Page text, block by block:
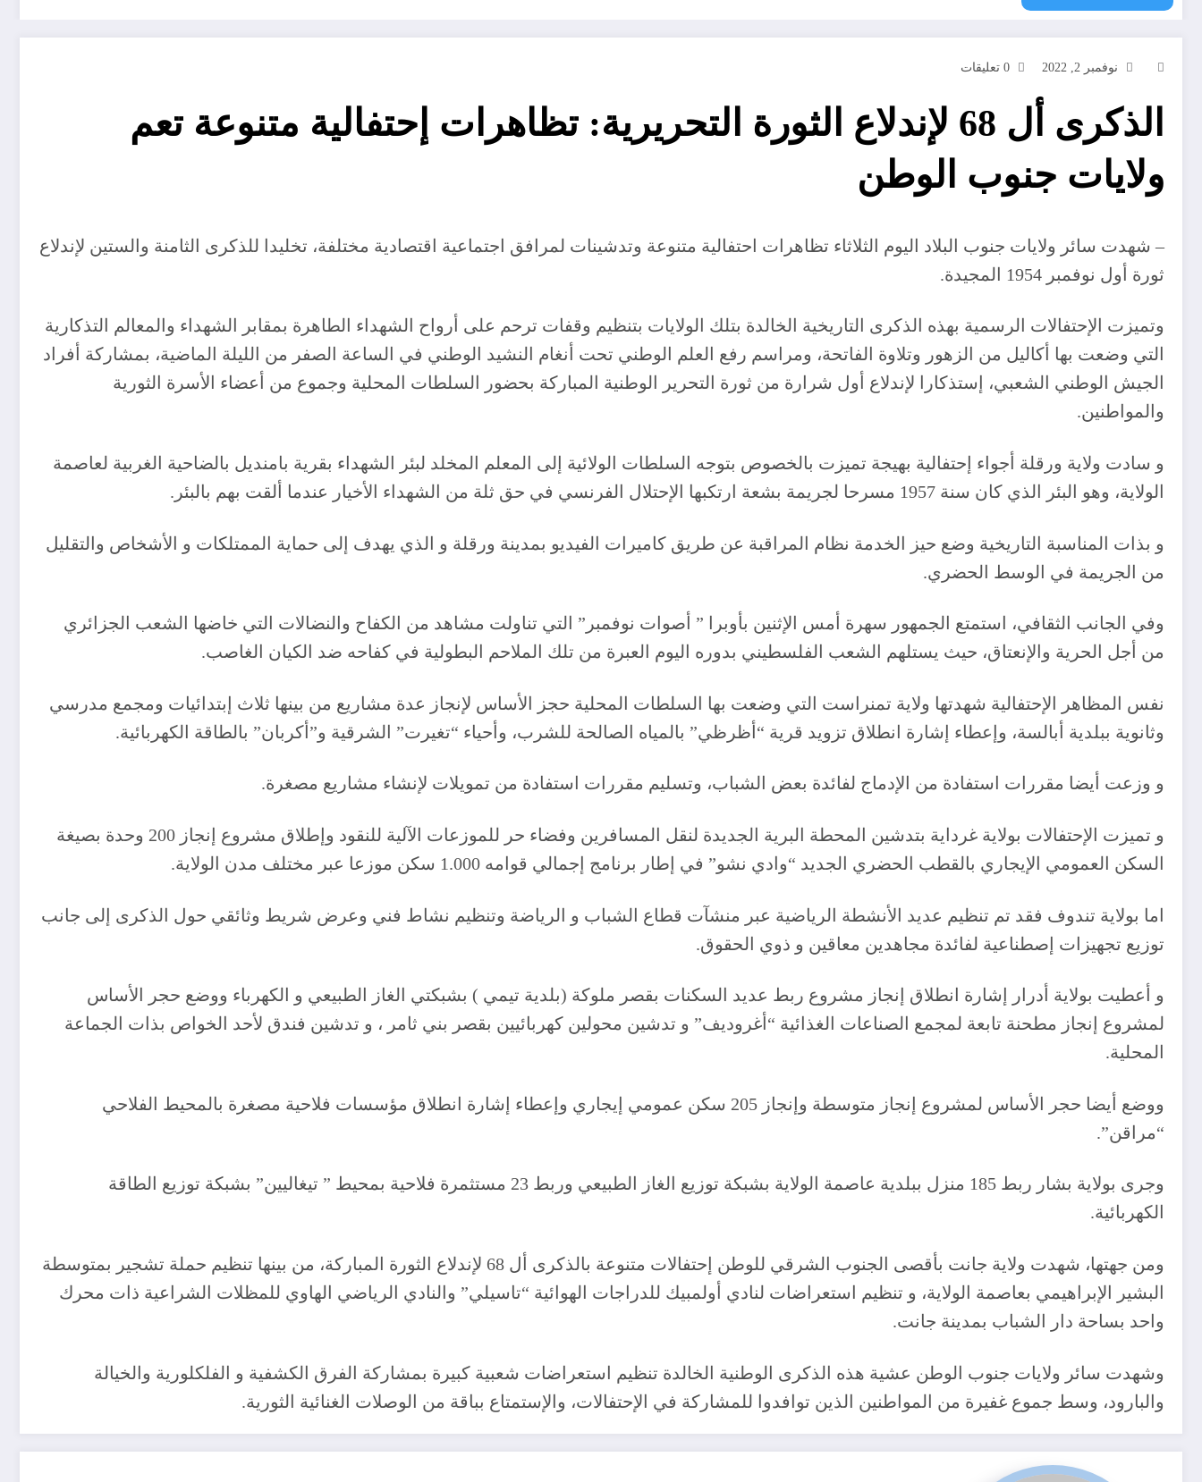
نوفمبر 2, 2022 0 تعليقات
الذكرى أل 68 لإندلاع الثورة التحريرية: تظاهرات إحتفالية متنوعة تعم
ولايات جنوب الوطن
– شهدت سائر ولايات جنوب البلاد اليوم الثلاثاء تظاهرات احتفالية متنوعة وتدشينات لمرافق اجتماعية اقتصادية مختلفة، تخليدا للذكرى الثامنة والستين لإندلاع
ثورة أول نوفمبر 1954 المجيدة.
وتميزت الإحتفالات الرسمية بهذه الذكرى التاريخية الخالدة بتلك الولايات بتنظيم وقفات ترحم على أرواح الشهداء الطاهرة بمقابر الشهداء والمعالم التذكارية
التي وضعت بها أكاليل من الزهور وتلاوة الفاتحة، ومراسم رفع العلم الوطني تحت أنغام النشيد الوطني في الساعة الصفر من الليلة الماضية، بمشاركة أفراد
الجيش الوطني الشعبي، إستذكارا لإندلاع أول شرارة من ثورة التحرير الوطنية المباركة بحضور السلطات المحلية وجموع من أعضاء الأسرة الثورية
والمواطنين.
و سادت ولاية ورقلة أجواء إحتفالية بهيجة تميزت بالخصوص بتوجه السلطات الولائية إلى المعلم المخلد لبئر الشهداء بقرية بامنديل بالضاحية الغربية لعاصمة
الولاية، وهو البئر الذي كان سنة 1957 مسرحا لجريمة بشعة ارتكبها الإحتلال الفرنسي في حق ثلة من الشهداء الأخيار عندما ألقت بهم بالبئر.
و بذات المناسبة التاريخية وضع حيز الخدمة نظام المراقبة عن طريق كاميرات الفيديو بمدينة ورقلة و الذي يهدف إلى حماية الممتلكات و الأشخاص والتقليل
من الجريمة في الوسط الحضري.
وفي الجانب الثقافي، استمتع الجمهور سهرة أمس الإثنين بأوبرا ” أصوات نوفمبر” التي تناولت مشاهد من الكفاح والنضالات التي خاضها الشعب الجزائري
من أجل الحرية والإنعتاق، حيث يستلهم الشعب الفلسطيني بدوره اليوم العبرة من تلك الملاحم البطولية في كفاحه ضد الكيان الغاصب.
نفس المظاهر الإحتفالية شهدتها ولاية تمنراست التي وضعت بها السلطات المحلية حجز الأساس لإنجاز عدة مشاريع من بينها ثلاث إبتدائيات ومجمع مدرسي
وثانوية ببلدية أبالسة، وإعطاء إشارة انطلاق تزويد قرية “أظرظي” بالمياه الصالحة للشرب، وأحياء “تغيرت” الشرقية و”أكربان” بالطاقة الكهربائية.
و وزعت أيضا مقررات استفادة من الإدماج لفائدة بعض الشباب، وتسليم مقررات استفادة من تمويلات لإنشاء مشاريع مصغرة.
و تميزت الإحتفالات بولاية غرداية بتدشين المحطة البرية الجديدة لنقل المسافرين وفضاء حر للموزعات الآلية للنقود وإطلاق مشروع إنجاز 200 وحدة بصيغة
السكن العمومي الإيجاري بالقطب الحضري الجديد “وادي نشو” في إطار برنامج إجمالي قوامه 1.000 سكن موزعا عبر مختلف مدن الولاية.
اما بولاية تندوف فقد تم تنظيم عديد الأنشطة الرياضية عبر منشآت قطاع الشباب و الرياضة وتنظيم نشاط فني وعرض شريط وثائقي حول الذكرى إلى جانب
توزيع تجهيزات إصطناعية لفائدة مجاهدين معاقين و ذوي الحقوق.
و أعطيت بولاية أدرار إشارة انطلاق إنجاز مشروع ربط عديد السكنات بقصر ملوكة (بلدية تيمي ) بشبكتي الغاز الطبيعي و الكهرباء ووضع حجر الأساس
لمشروع إنجاز مطحنة تابعة لمجمع الصناعات الغذائية “أغروديف” و تدشين محولين كهربائيين بقصر بني ثامر ، و تدشين فندق لأحد الخواص بذات الجماعة
المحلية.
ووضع أيضا حجر الأساس لمشروع إنجاز متوسطة وإنجاز 205 سكن عمومي إيجاري وإعطاء إشارة انطلاق مؤسسات فلاحية مصغرة بالمحيط الفلاحي
“مراقن”.
وجرى بولاية بشار ربط 185 منزل ببلدية عاصمة الولاية بشبكة توزيع الغاز الطبيعي وربط 23 مستثمرة فلاحية بمحيط ” تيغاليين” بشبكة توزيع الطاقة
الكهربائية.
ومن جهتها، شهدت ولاية جانت بأقصى الجنوب الشرقي للوطن إحتفالات متنوعة بالذكرى أل 68 لإندلاع الثورة المباركة، من بينها تنظيم حملة تشجير بمتوسطة
البشير الإبراهيمي بعاصمة الولاية، و تنظيم استعراضات لنادي أولمبيك للدراجات الهوائية “تاسيلي” والنادي الرياضي الهاوي للمظلات الشراعية ذات محرك
واحد بساحة دار الشباب بمدينة جانت.
وشهدت سائر ولايات جنوب الوطن عشية هذه الذكرى الوطنية الخالدة تنظيم استعراضات شعبية كبيرة بمشاركة الفرق الكشفية و الفلكلورية والخيالة
والبارود، وسط جموع غفيرة من المواطنين الذين توافدوا للمشاركة في الإحتفالات، والإستمتاع بباقة من الوصلات الغنائية الثورية.